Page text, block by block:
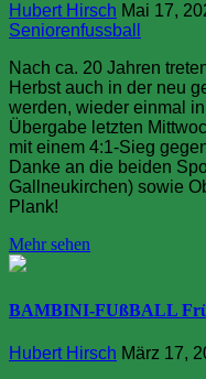
Hubert Hirsch Mai 17,
Seniorenfussball
Nach ca. 20 Jahren
Herbst auch in der neu
werden, wieder einmal
Übergabe letzten
mit einem 4:1-Sieg
Danke an die beiden
Gallneukirchen) sowie
Plank!
Mehr sehen
BAMBINI-FUßBALL
Hubert Hirsch März 17,